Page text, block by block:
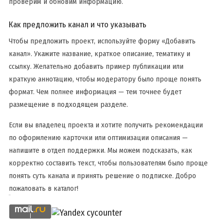
Как предложить канал и что указывать
Чтобы предложить проект, используйте форму «Добавить
канал». Укажите название, краткое описание, тематику и
ссылку. Желательно добавить пример публикации или
краткую аннотацию, чтобы модератору было проще понять
формат. Чем полнее информация — тем точнее будет
размещение в подходящем разделе.
Если вы владелец проекта и хотите получить рекомендации
по оформлению карточки или оптимизации описания —
напишите в отдел поддержки. Мы можем подсказать, как
корректно составить текст, чтобы пользователям было проще
понять суть канала и принять решение о подписке. Добро
пожаловать в каталог!